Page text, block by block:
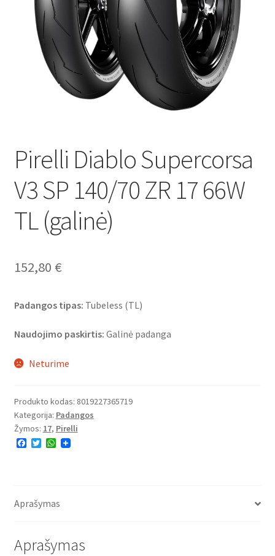
Pirelli Diablo Supercorsa
V3 SP 140/70 ZR 17 66W
TL (galinė)
152,80 €
Padangos tipas: Tubeless (TL)
Naudojimo paskirtis: Galinė padanga
Neturime
Produkto kodas: 8019227365719
Kategorija: Padangos
Žymos: 17, Pirelli
F
o
T
r
W
p
Aprašymas
Aprašymas